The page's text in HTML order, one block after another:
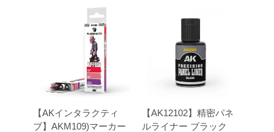
【AKインタラクティ
ブ】AKM109)マーカー
【AK12102】精密パネ
ルライナー ブラック